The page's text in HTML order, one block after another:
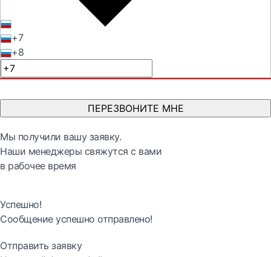
+7
+8
ПЕРЕЗВОНИТЕ МНЕ
Мы получили вашу заявку.
Наши менеджеры свяжутся с вами
в рабочее время
Успешно!
Сообщение успешно отправлено!
Отправить заявку